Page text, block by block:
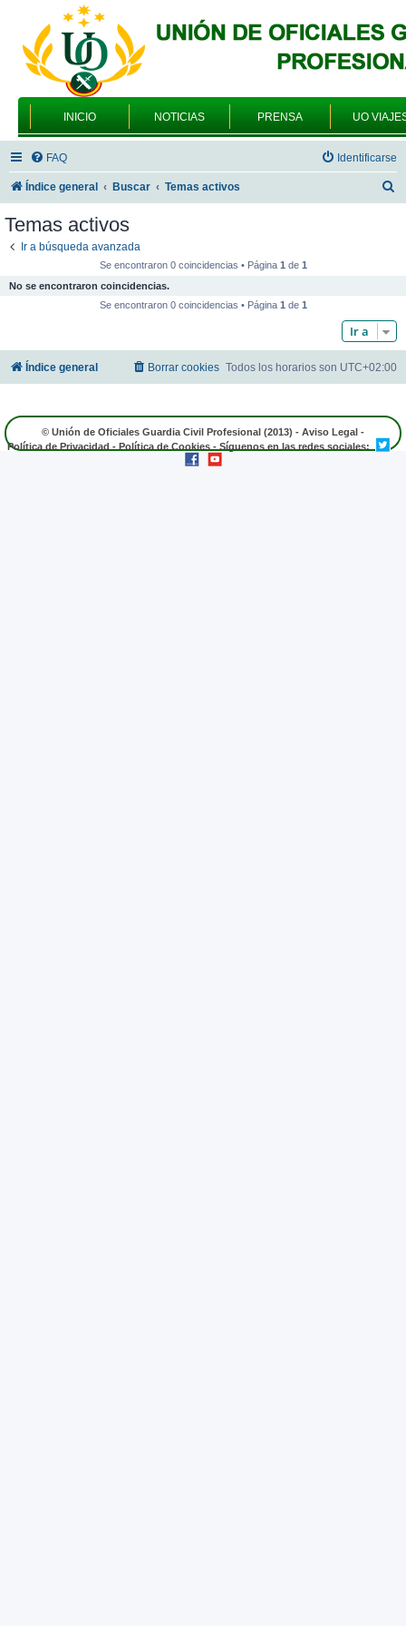
INICIO NOTICIAS PRENSA UO
FAQ Identificarse
Índice general Buscar Temas activos
Temas activos
Ir a búsqueda avanzada
Se encontraron 0 coincidencias • Página 1de 1
No se encontraron coincidencias.
Se encontraron 0 coincidencias • Página 1de 1
Ir a
Índice general Todos los horarios son UTC+02:00
Borrar cookies
© Unión de Oficiales Guardia Civil Profesional (2013) - Aviso Legal -
Política de Privacidad-Política de Cookies- Síguenos en las redes sociales: